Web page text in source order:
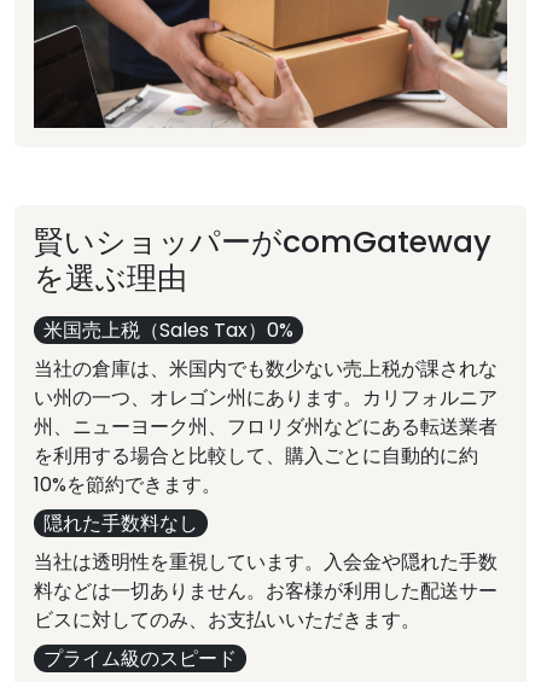
賢いショッパーがcomGateway
を選ぶ理由
米国売上税（Sales Tax）0%
当社の倉庫は、米国内でも数少ない売上税が課されな
い州の一つ、オレゴン州にあります。カリフォルニア
州、ニューヨーク州、フロリダ州などにある転送業者
を利用する場合と比較して、購入ごとに自動的に約
10%を節約できます。
隠れた手数料なし
当社は透明性を重視しています。入会金や隠れた手数
料などは一切ありません。お客様が利用した配送サー
ビスに対してのみ、お支払いいただきます。
プライム級のスピード